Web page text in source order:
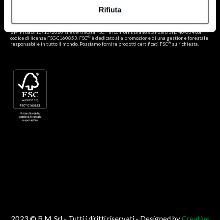
Rifiuta
BM in data 16/10/2020 si è certificata FSC®in conformità allo standard STD 40-004 con
codice di licenza FSC-C160853. FSC® è dedicato alla promozione di una gestione forestale
responsabile in tutto il mondo. Possiamo fornire prodotti certificati FSC® su richiesta.